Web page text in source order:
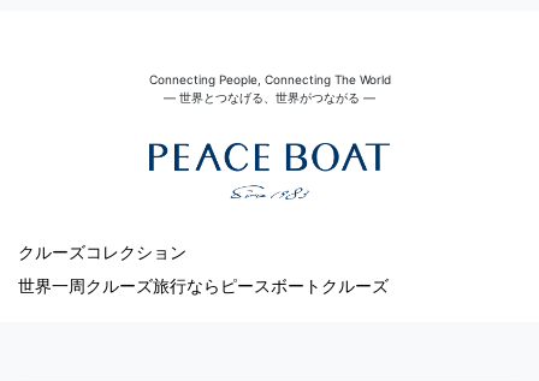
Connecting People, Connecting The World
― 世界とつなげる、世界がつながる ―
クルーズコレクション
世界一周クルーズ旅行ならピースボートクルーズ